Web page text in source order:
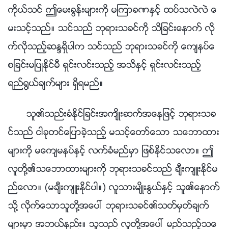
ကိုယ္သင္ ဤေမးခြန္းမ်ားကို မၾကာခဏႏွင့္ ထပ္သလဲလဲ ေ
မးသင့္သည္။ သင္သည္ ဘုရားသခင္ကို သိျခင္းေနာက္ လို
က္လိုသည့္ဆႏၵရွိပါက သင္သည္ ဘုရားသခင္ကို ေက်နပ္ေ
စျခင္းမျပဳႏိုင္မီ ရွင္းလင္းသည့္ အသိႏွင့္ ရွင္းလင္းသည့္
ရည္႐ြယ္ခ်က္မ်ား ရွိရမည္။
သူ၏သည္းခံႏိုင္ျခင္းအက်ိဳးဆက္အေနျဖင့္ ဘုရားသခ
င္သည္ ငါခုတင္ေျပာခဲ့သည့္ မသင့္ေတာ္ေသာ သေဘာထား
မ်ားကို မေက်မနပ္ႏွင့္ လက္ခံမည္မွာ ျဖစ္ႏိုင္သေလာ။ ဤ
လူတို႔၏သေဘာထားမ်ားကို ဘုရားသခင္သည္ ခ်ီးက်ဴးႏိုင္မ
ည္ေလာ။ (မခ်ီးက်ဴးႏိုင္ပါ။) လူသားမ်ိဳးႏြယ္ႏွင့္ သူ၏ေနာက္
သို႔ လိုက္ေသာသူတို႔အေပၚ ဘုရားသခင္၏သတ္မွတ္ခ်က္
မ်ားမွာ အဘယ္နည္း။ သူသည္ လူတို႔အေပၚ မည္သည့္သေ